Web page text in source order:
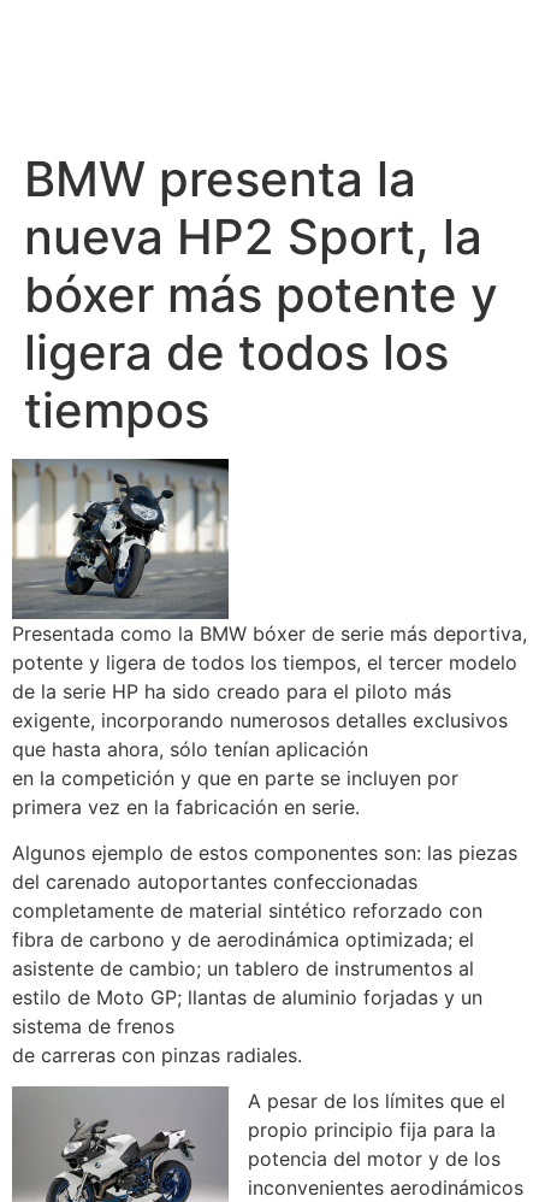
BMW presenta la
nueva HP2 Sport, la
bóxer más potente y
ligera de todos los
tiempos
Presentada como la BMW bóxer de serie más deportiva,
potente y ligera de todos los tiempos, el tercer modelo
de la serie HP ha sido creado para el piloto más
exigente, incorporando numerosos detalles exclusivos
que hasta ahora, sólo tenían aplicación
en la competición y que en parte se incluyen por
primera vez en la fabricación en serie.
Algunos ejemplo de estos componentes son: las piezas
del carenado autoportantes confeccionadas
completamente de material sintético reforzado con
fibra de carbono y de aerodinámica optimizada; el
asistente de cambio; un tablero de instrumentos al
estilo de Moto GP; llantas de aluminio forjadas y un
sistema de frenos
de carreras con pinzas radiales.
A pesar de los límites que el
propio principio fija para la
potencia del motor y de los
inconvenientes aerodinámicos